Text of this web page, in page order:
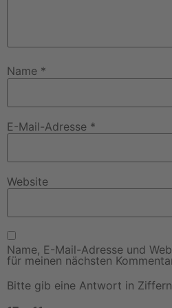
Name *
E-Mail-Adresse *
Website
Name, E-Mail-Adresse und
für meinen nächsten
Bitte gib eine Antwort in